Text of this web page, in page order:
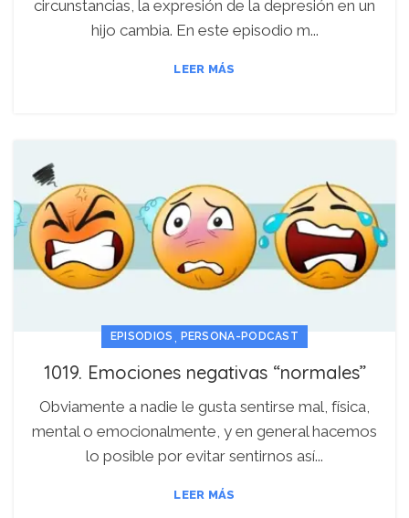
circunstancias, la expresión de la depresión en un
hijo cambia. En este episodio m...
LEER MÁS
EPISODIOS , PERSONA-PODCAST
1019. Emociones negativas “normales”
Obviamente a nadie le gusta sentirse mal, física,
mental o emocionalmente, y en general hacemos
lo posible por evitar sentirnos así...
LEER MÁS